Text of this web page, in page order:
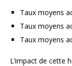
Taux moyens
Taux moyens
Taux moyens
L’impact de cette